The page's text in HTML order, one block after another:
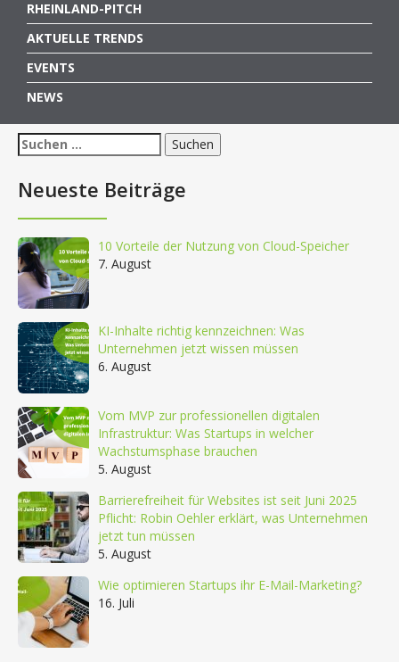
RHEINLAND-PITCH
AKTUELLE TRENDS
EVENTS
NEWS
Suchen
nach:
Neueste Beiträge
10 Vorteile der Nutzung von Cloud-Speicher
7. August
KI-Inhalte richtig kennzeichnen: Was
Unternehmen jetzt wissen müssen
6. August
Vom MVP zur professionellen digitalen
Infrastruktur: Was Startups in welcher
Wachstumsphase brauchen
5. August
Barrierefreiheit für Websites ist seit Juni 2025
Pflicht: Robin Oehler erklärt, was Unternehmen
jetzt tun müssen
5. August
Wie optimieren Startups ihr E-Mail-Marketing?
16. Juli